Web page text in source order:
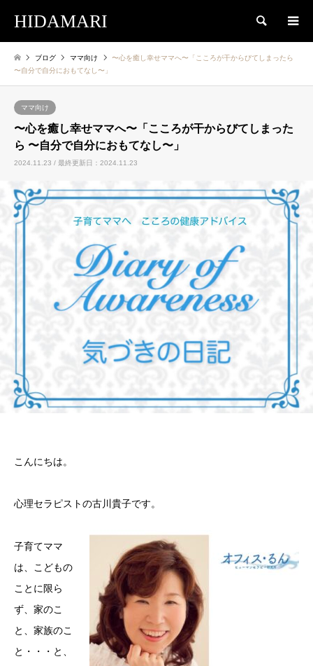
HIDAMARI 検索
ブログ ママ向け
〜心を癒し幸せママへ〜「こころが干からびてしまったら
〜自分で自分におもてなし〜」
ママ向け
〜心を癒し幸せママへ〜「こころが干からびてしまった
ら 〜自分で自分におもてなし〜」
2024.11.23 / 最終更新日：2024.11.23
こんにちは。
心理セラピストの古川貴子です。
子育てママ
は、こどもの
ことに限ら
ず、家のこ
と、家族のこ
と・・・と、